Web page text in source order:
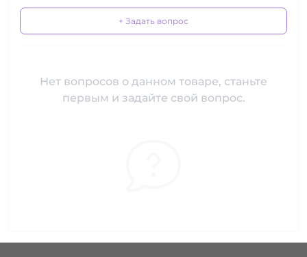
+ Задать вопрос
Нет вопросов о данном товаре, станьте
первым и задайте свой вопрос.